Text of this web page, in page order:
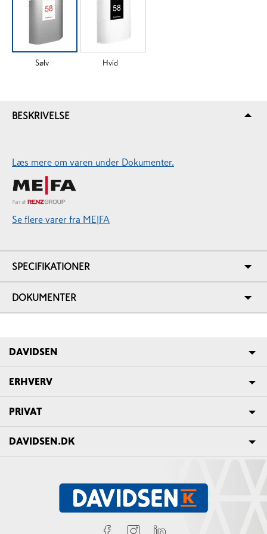
Sølv Hvid
BESKRIVELSE
Læs mere om varen under Dokumenter.
Se flere varer fra ME|FA
SPECIFIKATIONER
DOKUMENTER
DAVIDSEN
ERHVERV
PRIVAT
DAVIDSEN.DK